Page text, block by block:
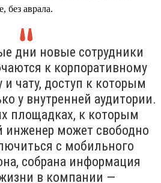
без аврала.
дни новые сотрудники
к корпоративному
и чату, доступ к которым
у внутренней аудитории.
площадках, к которым
инженер может свободно
с мобильного
собрана информация
в компании —